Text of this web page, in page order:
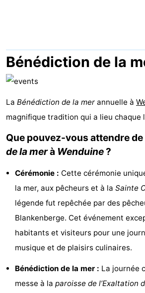
Beachside
-
Blankenberger
Duinen
-
Center
Parcs
De
Haan
Hôtels
Last
minutes
Plages
Voir
faire
Lieux
d'intérêt
Musées
Points
Attractions
Bénédiction de la
La Bénédiction de la mer annuelle à
magnifique tradition qui a lieu chaque
Que pouvez-vous attendre de
de la merà Wenduine?
Cérémonie : Cette cérémonie
la mer, aux pêcheurs et à la Sainte
légende fut repêchée par des
Blankenberge. Cet événement
habitants et visiteurs pour une
musique et de plaisirs culinaires.
Bénédiction de la mer : La journée
messe à la paroisse de l’Exaltation